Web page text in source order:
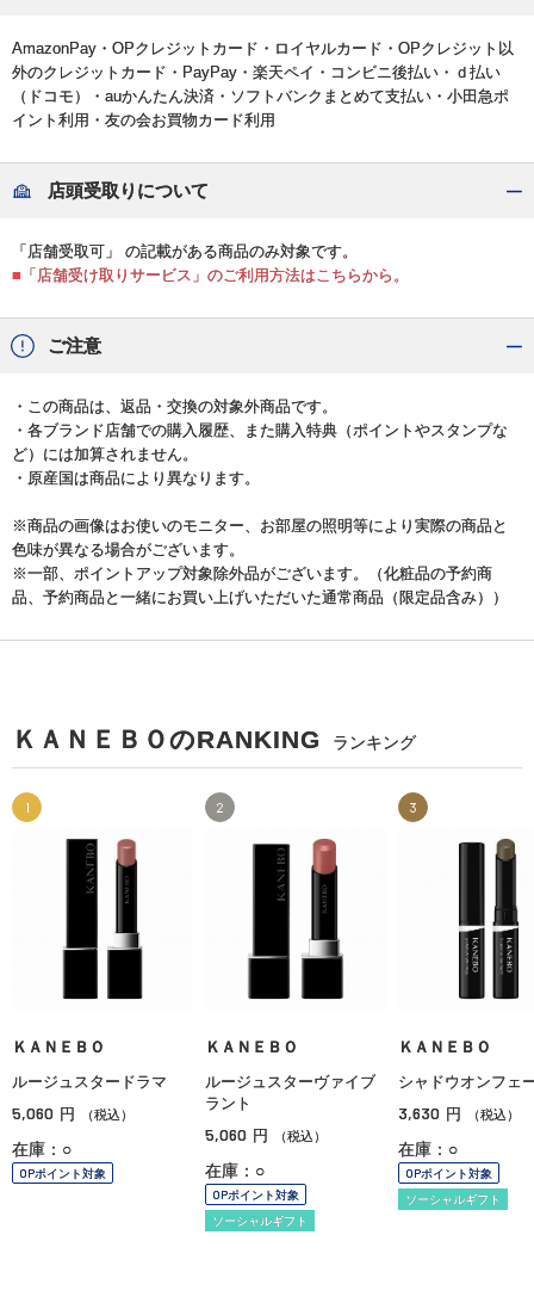
AmazonPay・OPクレジットカード・ロイヤルカード・OPクレジット以
外のクレジットカード・PayPay・楽天ペイ・コンビニ後払い・ｄ払い
（ドコモ）・auかんたん決済・ソフトバンクまとめて支払い・小田急ポ
イント利用・友の会お買物カード利用
店頭受取りについて
「店舗受取可」 の記載がある商品のみ対象です。
■「店舗受け取りサービス」のご利用方法はこちらから。
ご注意
・この商品は、返品・交換の対象外商品です。
・各ブランド店舗での購入履歴、また購入特典（ポイントやスタンプな
ど）には加算されません。
・原産国は商品により異なります。
※商品の画像はお使いのモニター、お部屋の照明等により実際の商品と
色味が異なる場合がございます。
※一部、ポイントアップ対象除外品がございます。（化粧品の予約商
品、予約商品と一緒にお買い上げいただいた通常商品（限定品含み））
ＫＡＮＥＢＯのRANKING ランキング
1
ＫＡＮＥＢＯ
ルージュスタードラマ
5,060 円 （税込）
在庫：○
OPポイント対象
2
ＫＡＮＥＢＯ
ルージュスターヴァイブ
ラント
5,060 円 （税込）
在庫：○
OPポイント対象
ソーシャルギフト
3
ＫＡＮＥＢＯ
シャドウオンフェ
3,630 円 （税込）
在庫：○
OPポイント対象
ソーシャルギフト